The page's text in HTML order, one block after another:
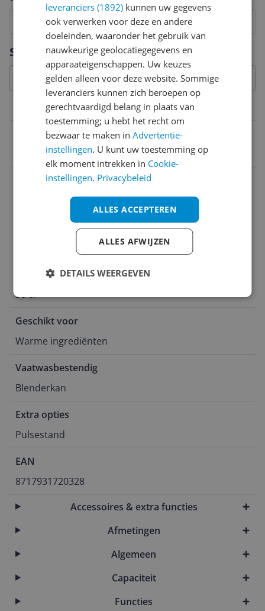
Specificaties
Belangrijkste kenmerken
Vermogen
Materiaal Blenderkan
Inhoud
90 cl
Geschikt voor
Warme ingrediënten
Vaatwasbestendig
Blenderkan
Extra opties
Pulsestand
EAN
8717931720328
Accessoires & extra functies
Afmetingen
Algemeen
Capaciteit
Functies
8
7
6
5
4
3
2
leveranciers (1892) kunnen uw gegevens
ook verwerken voor deze en andere
doeleinden, waaronder het gebruik van
nauwkeurige geolocatiegegevens en
apparaateigenschappen. Uw keuzes
gelden alleen voor deze website. Sommige
leveranciers kunnen zich beroepen op
gerechtvaardigd belang in plaats van
toestemming; u hebt het recht om
bezwaar te maken inAdvertentie-
instellingen. U kunt uw toestemming op
elk moment intrekken in Cookie-
instellingen. Privacybeleid
ALLES ACCEPTEREN
ALLES AFWIJZEN
DETAILS WEERGEVEN